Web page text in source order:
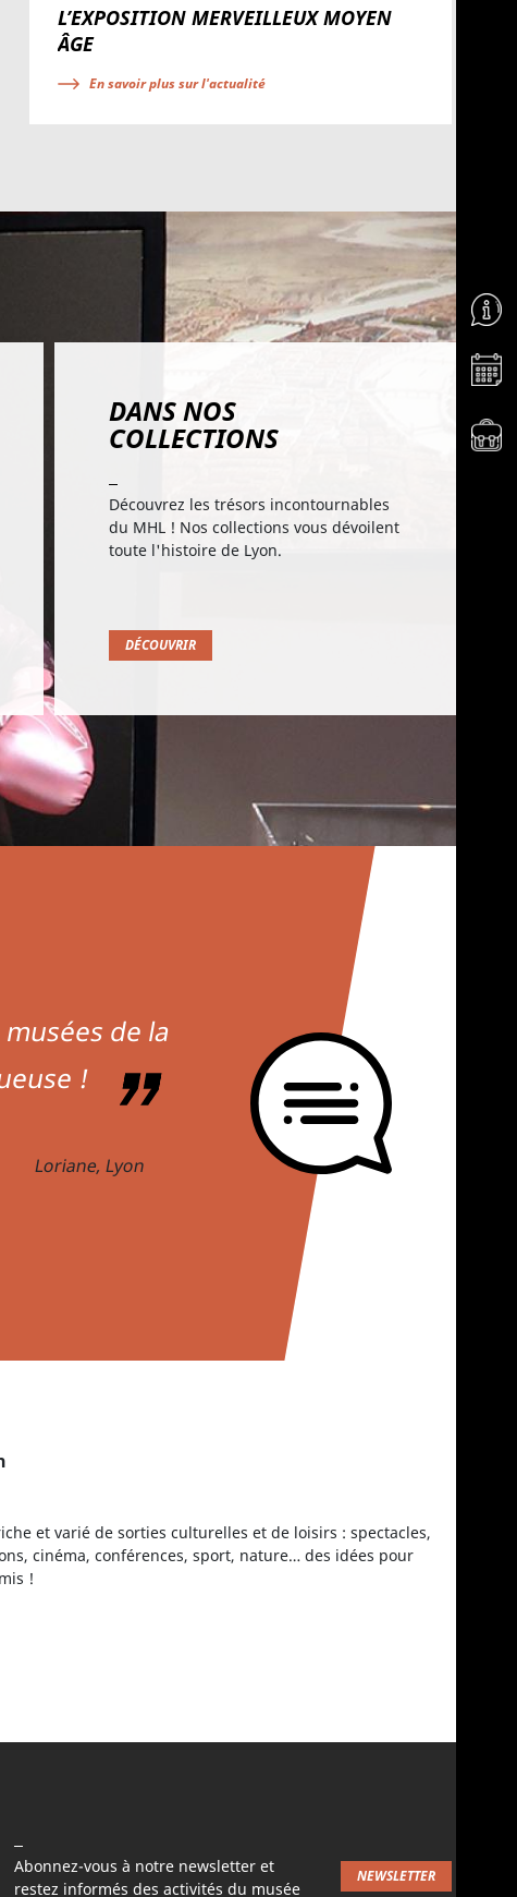
Aller
Aller
Aller
L’EXPOSITION MERVEILLEUX MOYEN
ÂGE
En savoir plus sur l'actualité
DANS NOS
COLLECTIONS
Découvrez les trésors incontournables
du MHL ! Nos collections vous dévoilent
toute l'histoire de Lyon.
DÉCOUVRIR
de la
des
des villes,
et varié de sorties culturelles et de loisirs : spectacles,
cinéma, conférences, sport, nature… des idées pour
!
Abonnez-vous à notre newsletter et
restez informés des activités du musée
NEWSLETTER